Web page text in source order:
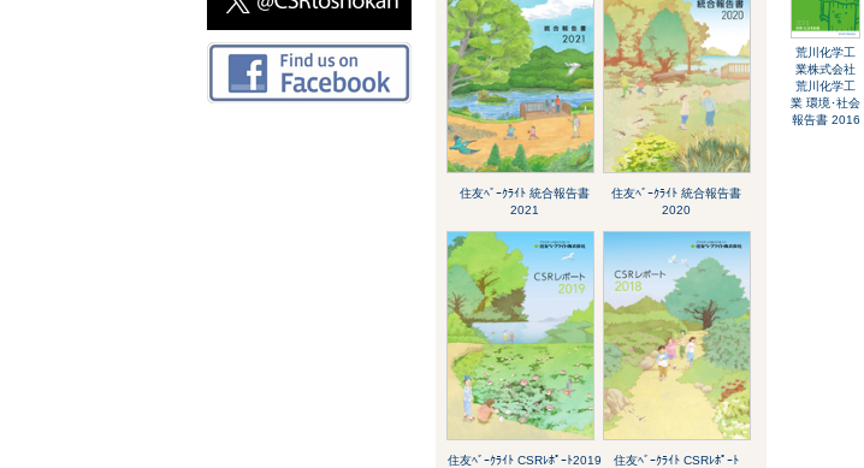
住友ﾍﾞｰｸﾗｲﾄ 統合報告書
2021
住友ﾍﾞｰｸﾗｲﾄ 統合報告書
2020
住友ﾍﾞｰｸﾗｲﾄ CSRﾚﾎﾟｰﾄ2019
住友ﾍﾞｰｸﾗｲﾄ CSRﾚﾎﾟｰﾄ
荒川化学工
業株式会社
荒川化学工
業 環境･社会
報告書 2016